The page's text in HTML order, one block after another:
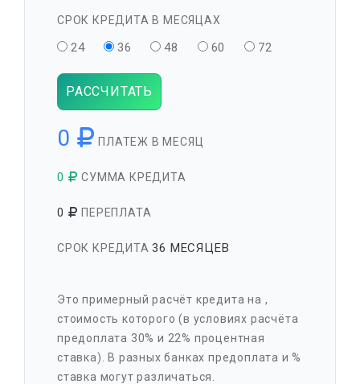
СРОК КРЕДИТА В МЕСЯЦАХ
24 36 48 60 72
РАССЧИТАТЬ
0 ПЛАТЕЖ В МЕСЯЦ
0 СУММА КРЕДИТА
0 ПЕРЕПЛАТА
СРОК КРЕДИТА36 МЕСЯЦЕВ
Это примерный расчёт кредита на ,
стоимость которого(в условиях расчёта
предоплата 30% и 22% процентная
ставка). В разных банках предоплата и %
ставка могут различаться.